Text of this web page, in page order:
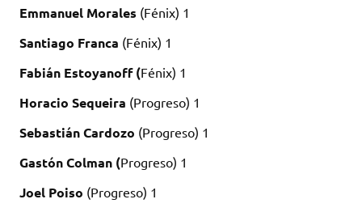
Emmanuel Morales (Fénix) 1
Santiago Franca (Fénix) 1
Fabián Estoyanoff (Fénix) 1
Horacio Sequeira (Progreso) 1
Sebastián Cardozo (Progreso) 1
Gastón Colman (Progreso) 1
Joel Poiso (Progreso) 1